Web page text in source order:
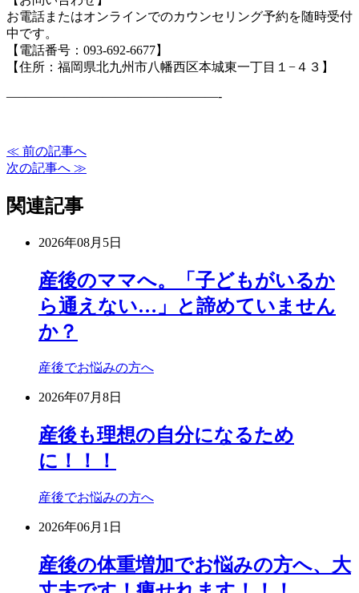
お電話またはオンラインでのカウンセリング予約を随時受付
中です。
【電話番号：093-692-6677】
【住所：福岡県北九州市八幡西区本城東一丁目１−４３】
—–———————————————-
≪ 前の記事へ
次の記事へ ≫
関連記事
2026年08月5日
産後のママへ。「子どもがいるか
ら通えない…」と諦めていません
か？
産後でお悩みの方へ
2026年07月8日
産後も理想の自分になるため
に！！！
産後でお悩みの方へ
2026年06月1日
産後の体重増加でお悩みの方へ、大